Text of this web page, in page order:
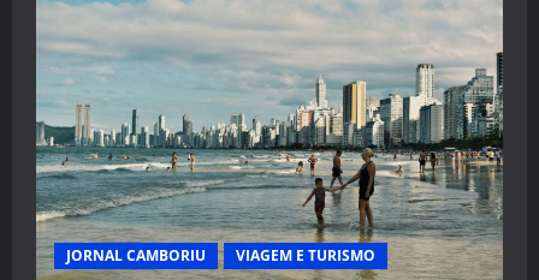
JORNAL CAMBORIU VIAGEM E TURISMO